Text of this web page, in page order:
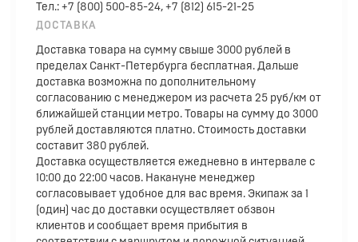
Тел.: +7 (800) 500-85-24, +7 (812) 615-21-25
ДОСТАВКА
Доставка товара на сумму свыше 3000 рублей в
пределах Санкт-Петербурга бесплатная. Дальше
доставка возможна по дополнительному
согласованию с менеджером из расчета 25 руб/км от
ближайшей станции метро. Товары на сумму до 3000
рублей доставляются платно. Стоимость доставки
составит 380 рублей.
Доставка осуществляется ежедневно в интервале с
10:00 до 22:00 часов. Накануне менеджер
согласовывает удобное для вас время. Экипаж за 1
(один) час до доставки осуществляет обзвон
клиентов и сообщает время прибытия в